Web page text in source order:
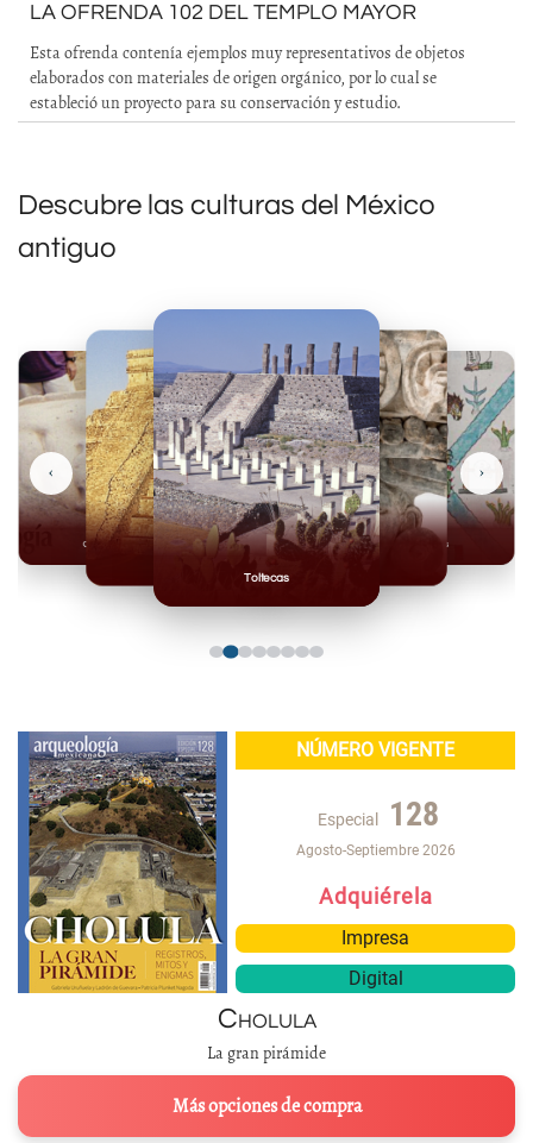
LA OFRENDA 102 DEL TEMPLO MAYOR
Esta ofrenda contenía ejemplos muy representativos de objetos
elaborados con materiales de origen orgánico, por lo cual se
estableció un proyecto para su conservación y estudio.
Descubre las culturas del México
antiguo
Toltecas
Mexicas
Olmecas
‹ ›
NÚMERO VIGENTE
Especial 128
Agosto-Septiembre 2026
Adquiérela
Impresa
Digital
Cholula
La gran pirámide
Más opciones de compra